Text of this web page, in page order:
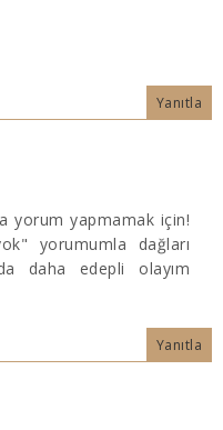
Yanıtla
yorum yapmamak için!
yorumumla dağları
daha edepli olayım
Yanıtla